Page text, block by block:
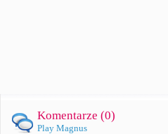
Komentarze (0)
Play Magnus